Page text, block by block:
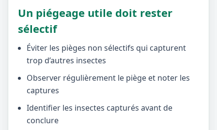
Un piégeage utile doit rester
sélectif
Éviter les pièges non sélectifs qui capturent
trop d’autres insectes
Observer régulièrement le piège et noter les
captures
Identifier les insectes capturés avant de
conclure